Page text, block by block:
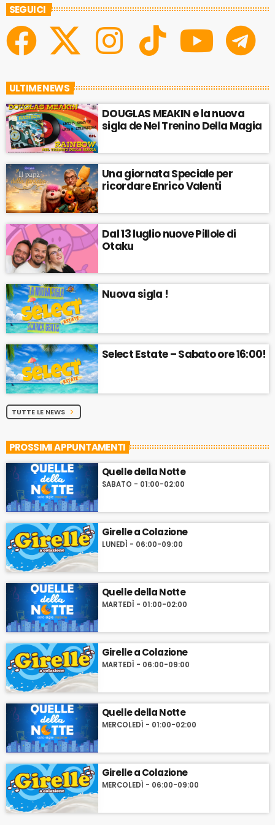
SEGUICI
ULTIME NEWS
DOUGLAS MEAKIN e la nuova
sigla de Nel Trenino Della Magia
Una giornata Speciale per
ricordare Enrico Valenti
Dal 13 luglio nuove Pillole di
Otaku
Nuova sigla !
Select Estate – Sabato ore 16:00!
TUTTE LE NEWS chevron_right
PROSSIMI APPUNTAMENTI
Quelle della Notte
SABATO - 01:00-02:00
Girelle a Colazione
LUNEDÌ - 06:00-09:00
Quelle della Notte
MARTEDÌ - 01:00-02:00
Girelle a Colazione
MARTEDÌ - 06:00-09:00
Quelle della Notte
MERCOLEDÌ - 01:00-02:00
Girelle a Colazione
MERCOLEDÌ - 06:00-09:00